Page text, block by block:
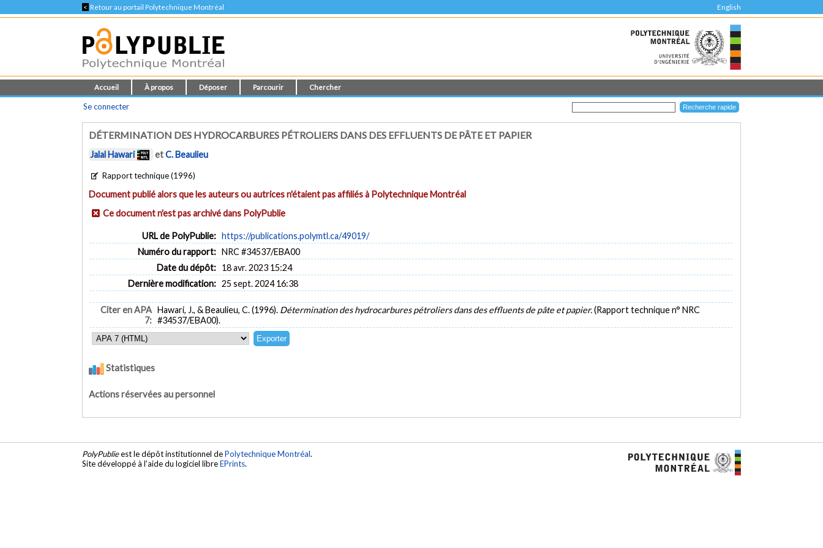
< Retour au portail Polytechnique Montréal English
Accueil À propos Déposer Parcourir Chercher
Se connecter
DÉTERMINATION DES HYDROCARBURES PÉTROLIERS DANS DES EFFLUENTS DE PÂTE ET PAPIER
Jalal Hawari etC. Beaulieu
Rapport technique (1996)
Document publié alors que les auteurs ou autrices n'étaient pas affiliés à Polytechnique Montréal
Ce document n'est pas archivé dans PolyPublie
URL de PolyPublie: https://publications.polymtl.ca/49019/
Numéro du rapport: NRC #34537/EBA00
Date du dépôt: 18 avr. 2023 15:24
Dernière modification: 25 sept. 2024 16:38
Citer en APA
7:
Hawari, J., & Beaulieu, C. (1996). Détermination des hydrocarbures pétroliers dans des effluents de pâte et papier.(Rapport technique n° NRC
#34537/EBA00).
Statistiques
Actions réservées au personnel
PolyPublieest le dépôt institutionnel dePolytechnique Montréal.
Site développé à l'aide du logiciel libreEPrints.